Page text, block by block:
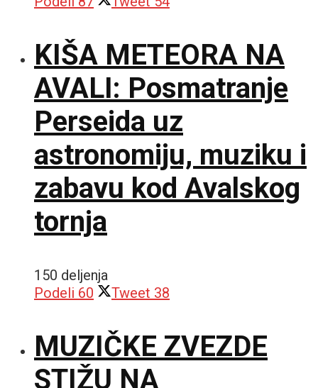
KIŠA METEORA NA
AVALI: Posmatranje
Perseida uz
astronomiju, muziku i
zabavu kod Avalskog
tornja
150 deljenja
Podeli 60 Tweet 38
MUZIČKE ZVEZDE
STIŽU NA